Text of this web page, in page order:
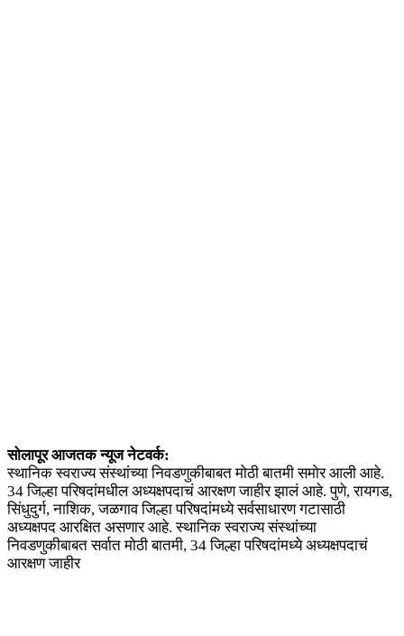
सोलापूर आजतक न्यूज नेटवर्क:
स्थानिक स्वराज्य संस्थांच्या निवडणुकीबाबत मोठी बातमी समोर आली आहे.
34 जिल्हा परिषदांमधील अध्यक्षपदाचं आरक्षण जाहीर झालं आहे. पुणे, रायगड,
सिंधुदुर्ग, नाशिक, जळगाव जिल्हा परिषदांमध्ये सर्वसाधारण गटासाठी
अध्यक्षपद आरक्षित असणार आहे. स्थानिक स्वराज्य संस्थांच्या
निवडणुकीबाबत सर्वात मोठी बातमी, 34 जिल्हा परिषदांमध्ये अध्यक्षपदाचं
आरक्षण जाहीर